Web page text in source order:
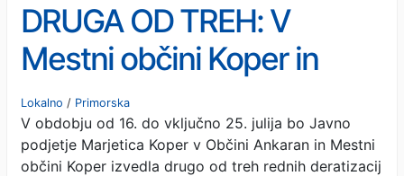
DRUGA OD TREH: V
Mestni občini Koper in
Občini Ankaran bo julija
potekala deratizacija
Lokalno / Primorska
V obdobju od 16. do vključno 25. julija bo Javno
podjetje Marjetica Koper v Občini Ankaran in Mestni
občini Koper izvedla drugo od treh rednih deratizacij